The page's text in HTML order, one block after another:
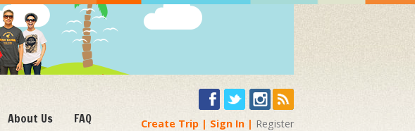
About Us FAQ Create Trip Sign In Register